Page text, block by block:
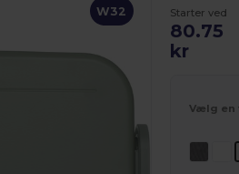
W32 Starter ved
80.75
kr
Vælg en